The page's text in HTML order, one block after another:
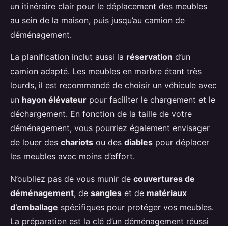
un itinéraire clair pour le déplacement des meubles
au sein de la maison, puis jusqu’au camion de
déménagement.
La planification inclut aussi la réservation d’un
camion adapté. Les meubles en marbre étant très
lourds, il est recommandé de choisir un véhicule avec
un hayon élévateur pour faciliter le chargement et le
déchargement. En fonction de la taille de votre
déménagement, vous pourriez également envisager
de louer des chariots ou des diables pour déplacer
les meubles avec moins d’effort.
N’oubliez pas de vous munir de couvertures de
déménagement, de sangles et de matériaux
d’emballage spécifiques pour protéger vos meubles.
La préparation est la clé d’un déménagement réussi